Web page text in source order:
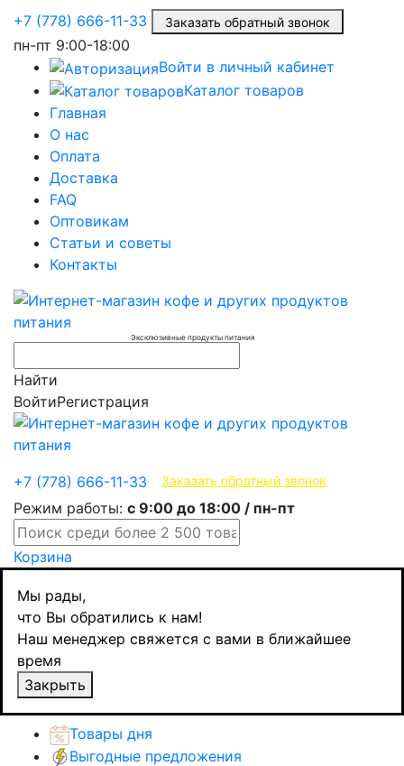
+7 (778) 666-11-33 Заказать обратный звонок
пн-пт 9:00-18:00
Войти в личный кабинет
Каталог товаров
Главная
О нас
Оплата
Доставка
FAQ
Оптовикам
Статьи и советы
Контакты
Эксклюзивные продукты питания
Найти
ВойтиРегистрация
+7 (778) 666-11-33 Заказать обратный звонок
Режим работы: с 9:00 до 18:00 / пн-пт
Корзина
Мы рады,
что Вы обратились к нам!
Наш менеджер свяжется с вами в ближайшее
время
Закрыть
Бакалея
Приправы и специи
Santa Maria приправа к картофелю, 350 гр
Назадтоваров
Каталог товаров
Товары дня
Выгодные предложения